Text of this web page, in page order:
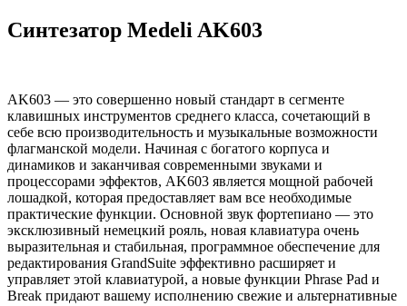
Синтезатор Medeli AK603
AK603 — это совершенно новый стандарт в сегменте
клавишных инструментов среднего класса, сочетающий в
себе всю производительность и музыкальные возможности
флагманской модели. Начиная с богатого корпуса и
динамиков и заканчивая современными звуками и
процессорами эффектов, AK603 является мощной рабочей
лошадкой, которая предоставляет вам все необходимые
практические функции. Основной звук фортепиано — это
эксклюзивный немецкий рояль, новая клавиатура очень
выразительная и стабильная, программное обеспечение для
редактирования GrandSuite эффективно расширяет и
управляет этой клавиатурой, а новые функции Phrase Pad и
Break придают вашему исполнению свежие и альтернативные